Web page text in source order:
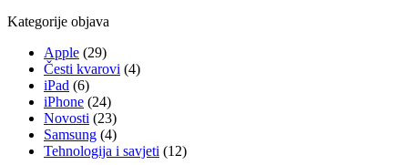
Kategorije objava
Apple (29)
Česti kvarovi (4)
iPad (6)
iPhone (24)
Novosti (23)
Samsung (4)
Tehnologija i savjeti (12)